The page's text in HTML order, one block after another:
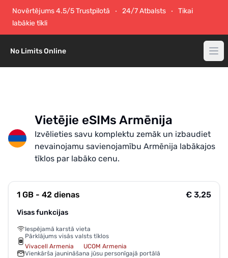
Novērtējums 4.5/5 Trustpilotā 24/7 Atbalsts
Tikai
labākie tīkli
No Limits Online
Vietējie eSIMs Armēnija
Izvēlieties savu komplektu zemāk un izbaudiet
nevainojamu savienojamību Armēnija labākajos
tīklos par labāko cenu.
1 GB - 42 dienas € 3,25
Visas funkcijas
Iespējamā karstā vieta
Pārklājums visās valsts tīklos
Vivacell Armenia
UCOM Armenia
Vienkārša jaunināšana jūsu personīgajā portālā